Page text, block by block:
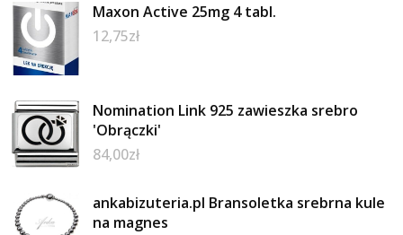
Maxon Active 25mg 4 tabl.
12,75zł
Nomination Link 925 zawieszka srebro
'Obrączki'
84,00zł
ankabizuteria.pl Bransoletka srebrna kule
na magnes